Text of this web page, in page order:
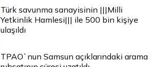
Türk savunma sanayisinin |||Milli
Yetkinlik Hamlesi||| ile 500 bin kişiye
ulaşıldı
TPAO`nun Samsun açıklarındaki arama